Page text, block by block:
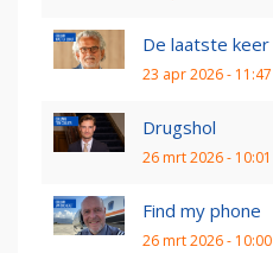
De laatste keer
23 apr 2026 - 11:47
Drugshol
26 mrt 2026 - 10:01
Find my phone
26 mrt 2026 - 10:00